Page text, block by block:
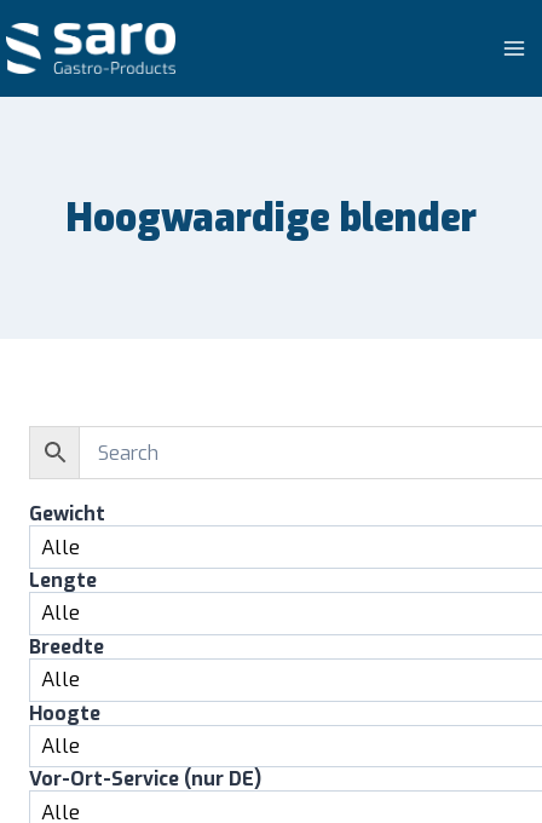
naar
inhoud
Hoogwaardige blender
Gewicht
Lengte
Breedte
Hoogte
Vor-Ort-Service (nur DE)